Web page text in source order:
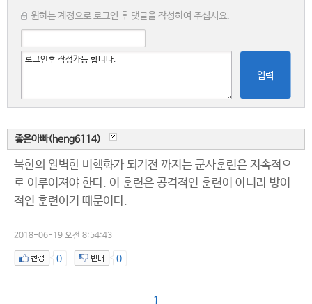
원하는 계정으로 로그인 후 댓글을 작성하여 주십시요.
입력
좋은아빠(heng6114)
북한의 완벽한 비핵화가 되기전 까지는 군사훈련은 지속적으
로 이루어져야 한다. 이 훈련은 공격적인 훈련이 아니라 방어
적인 훈련이기 때문이다.
2018-06-19 오전 8:54:43
0 0
1